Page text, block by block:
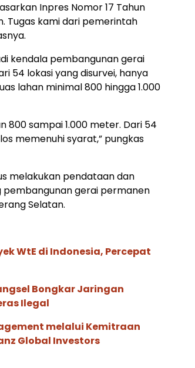
Inpres Nomor 17 Tahun
Tugas kami dari pemerintah
kendala pembangunan gerai
54 lokasi yang disurvei, hanya
lahan minimal 800 hingga 1.000
800 sampai 1.000 meter. Dari 54
memenuhi syarat,” pungkas
melakukan pendataan dan
gerai permanen
Selatan.
WtE di Indonesia, Percepat
Bongkar Jaringan
Ilegal
melalui Kemitraan
Global Investors